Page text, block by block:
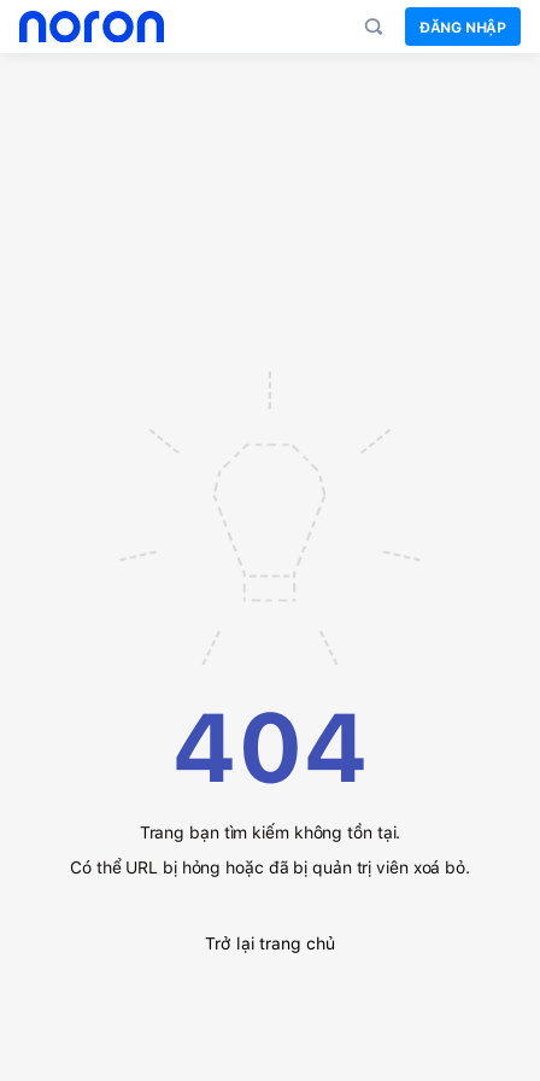
ĐĂNG NHẬP
404
Trang bạn tìm kiếm không tồn tại.
Có thể URL bị hỏng hoặc đã bị quản trị viên xoá bỏ.
Trở lại trang chủ